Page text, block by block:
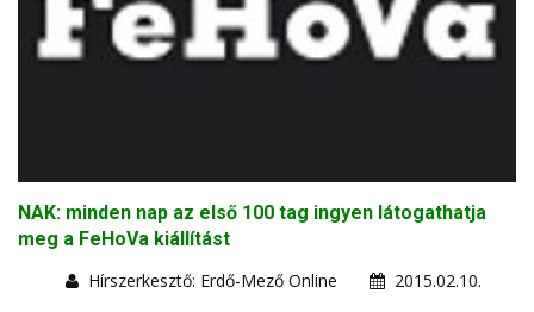
NAK: minden nap az első 100 tag ingyen látogathatja
meg a FeHoVa kiállítást
Hírszerkesztő: Erdő-Mező Online
2015.02.10.